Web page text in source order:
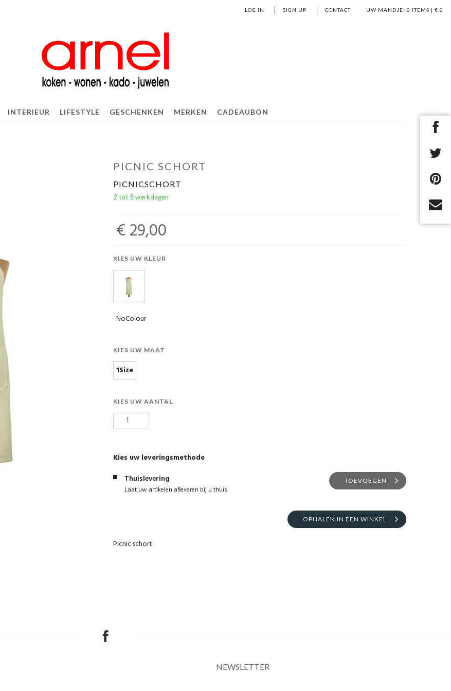
UW MANDJE: 0 ITEMS | € 0
LOG IN SIGN UP CONTACT
INTERIEUR LIFESTYLE GESCHENKEN MERKEN CADEAUBON
PICNIC SCHORT
PICNICSCHORT
2 tot 5 werkdagen
€ 29,00
KIES UW KLEUR
NoColour
KIES UW MAAT
1Size
KIES UW AANTAL
Kies uw leveringsmethode
Thuislevering
Laat uw artikelen afleveren bij u thuis
TOEVOEGEN
OPHALEN IN EEN WINKEL
Picnic schort
NEWSLETTER